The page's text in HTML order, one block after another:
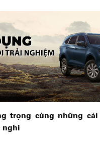
trọng cùng những
nghi